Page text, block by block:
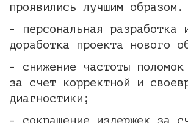
проявились лучшим
- персональная разработка
доработка проекта нового
- снижение частоты поломок
за счет корректной и
диагностики;
- сокращение издержек за